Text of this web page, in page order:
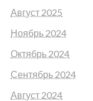
Август 2025
Ноябрь 2024
Октябрь 2024
Сентябрь 2024
Август 2024